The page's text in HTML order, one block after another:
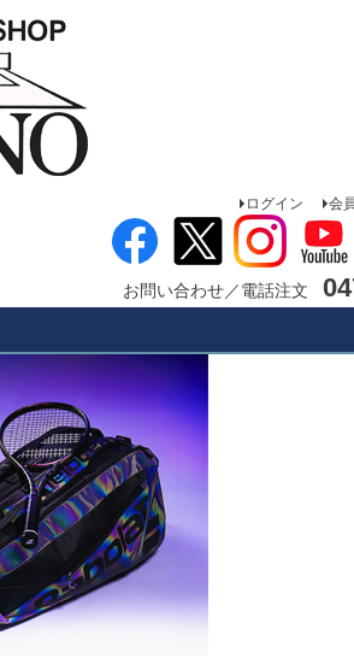
ログイン 会
お問い合わせ／電話注文